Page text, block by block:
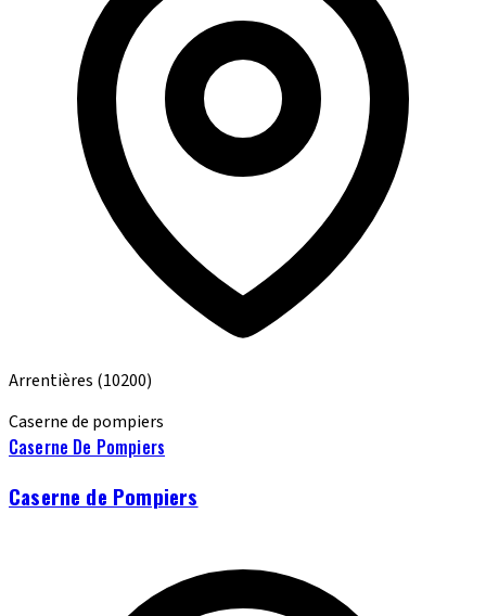
Arrentières (10200)
Caserne de pompiers
Caserne De Pompiers
Caserne de Pompiers